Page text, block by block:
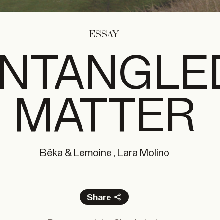
ESSAY
MATTER
Bêka & Lemoine , Lara Molino
Share